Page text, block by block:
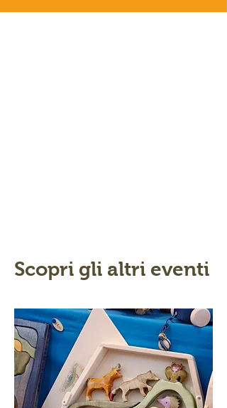
Scopri gli altri eventi